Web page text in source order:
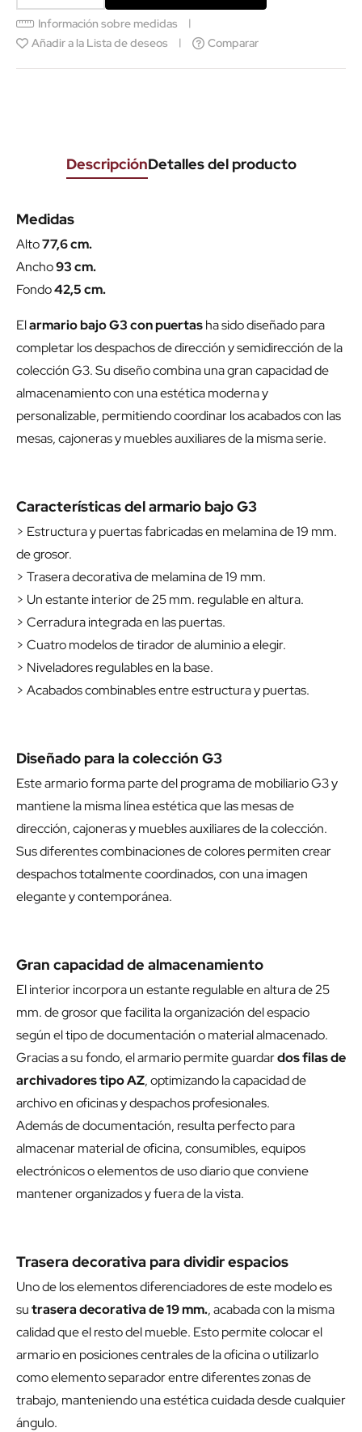
Información sobre medidas
Añadir a la Lista de deseos
Comparar
DescripciónDetalles del producto
Medidas
Alto77,6 cm.
Ancho93 cm.
Fondo42,5 cm.
Elarmario bajo G3 con puertasha sido diseñado para
completar los despachos de dirección y semidirección de la
colección G3. Su diseño combina una gran capacidad de
almacenamiento con una estética moderna y
personalizable, permitiendo coordinar los acabados con las
mesas, cajoneras y muebles auxiliares de la misma serie.
Características del armario bajo G3
> Estructura y puertas fabricadas en melamina de 19 mm.
de grosor.
> Trasera decorativa de melamina de 19 mm.
> Un estante interior de 25 mm. regulable en altura.
> Cerradura integrada en las puertas.
> Cuatro modelos de tirador de aluminio a elegir.
> Niveladores regulables en la base.
> Acabados combinables entre estructura y puertas.
Diseñado para la colección G3
Este armario forma parte del programa de mobiliario G3 y
mantiene la misma línea estética que las mesas de
dirección, cajoneras y muebles auxiliares de la colección.
Sus diferentes combinaciones de colores permiten crear
despachos totalmente coordinados, con una imagen
elegante y contemporánea.
Gran capacidad de almacenamiento
El interior incorpora un estante regulable en altura de 25
mm. de grosor que facilita la organización del espacio
según el tipo de documentación o material almacenado.
Gracias a su fondo, el armario permite guardardos filas de
archivadores tipo AZ, optimizando la capacidad de
archivo en oficinas y despachos profesionales.
Además de documentación, resulta perfecto para
almacenar material de oficina, consumibles, equipos
electrónicos o elementos de uso diario que conviene
mantener organizados y fuera de la vista.
Trasera decorativa para dividir espacios
Uno de los elementos diferenciadores de este modelo es
sutrasera decorativa de 19 mm., acabada con la misma
calidad que el resto del mueble. Esto permite colocar el
armario en posiciones centrales de la oficina o utilizarlo
como elemento separador entre diferentes zonas de
trabajo, manteniendo una estética cuidada desde cualquier
ángulo.